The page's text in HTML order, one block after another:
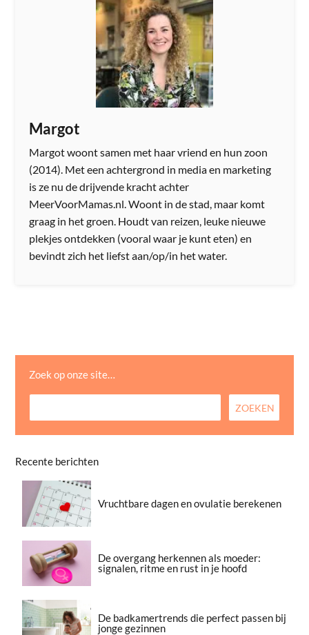
Margot
Margot woont samen met haar vriend en hun zoon
(2014). Met een achtergrond in media en marketing
is ze nu de drijvende kracht achter
MeerVoorMamas.nl. Woont in de stad, maar komt
graag in het groen. Houdt van reizen, leuke nieuwe
plekjes ontdekken (vooral waar je kunt eten) en
bevindt zich het liefst aan/op/in het water.
Zoek op onze site…
Recente berichten
Vruchtbare dagen en ovulatie berekenen
De overgang herkennen als moeder:
signalen, ritme en rust in je hoofd
De badkamertrends die perfect passen bij
jonge gezinnen